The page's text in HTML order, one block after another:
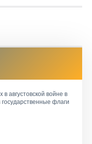
августовской войне в
государственные флаги